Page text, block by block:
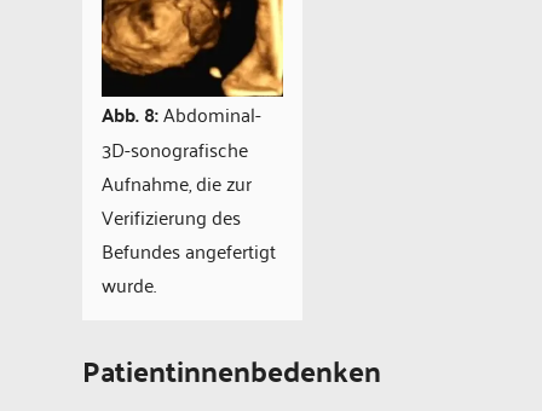
Abb. 8:Abdominal-
3D-sonografische
Aufnahme, die zur
Verifizierung des
Befundes angefertigt
wurde.
Patientinnenbedenken